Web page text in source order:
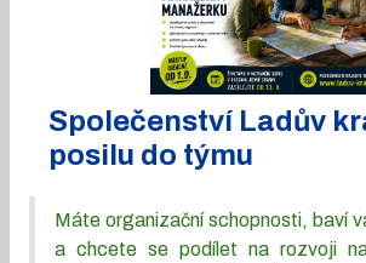
Společenství Ladův
posilu do týmu
Máte organizační schopnosti, baví
a chcete se podílet na rozvoji